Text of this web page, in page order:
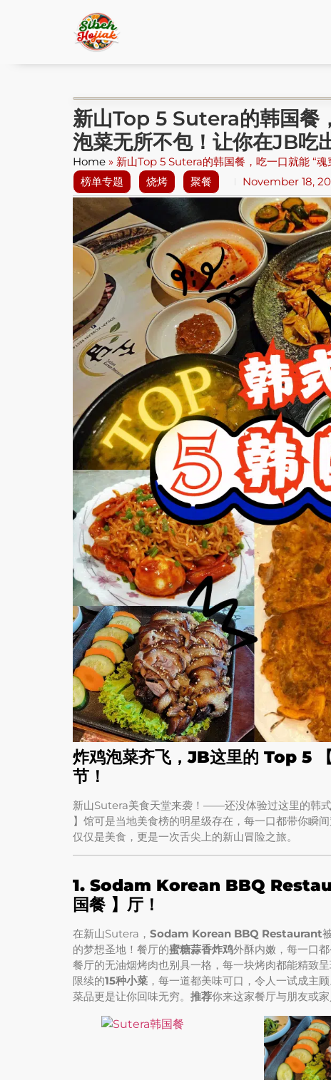
新山Top 5 Sutera的韩国餐
泡菜无所不包！让你在JB吃
Home » 新山Top 5 Sutera的韩国餐，吃一口就能 “
榜单专题
烧烤 聚餐 November 18,
炸鸡泡菜齐飞，JB这里的 Top 5
节！
新山Sutera美食天堂来袭！——还没体验过这里的韩
】馆可是当地美食榜的明星级存在，每一口都带你瞬
仅仅是美食，更是一次舌尖上的新山冒险之旅。
1. Sodam Korean BBQ
国餐 】厅！
在新山Sutera， Sodam Korean BBQ Restaurant
的梦想圣地！餐厅的蜜糖蒜香炸鸡外酥内嫩，每一口
餐厅的无油烟烤肉也别具一格，每一块烤肉都能精致
限续的15种小菜 ，每一道都美味可口，令人一试成主
菜品更是让你回味无穷。 推荐你来这家餐厅与朋友或